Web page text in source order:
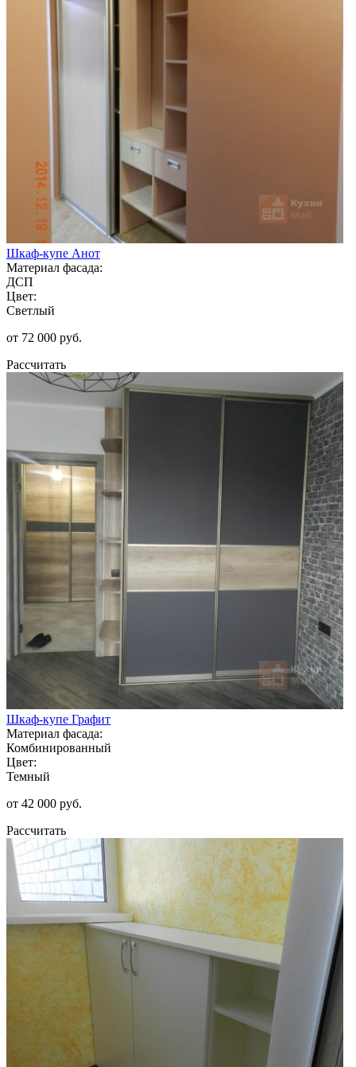
Шкаф-купе Анот
Материал фасада:
ДСП
Цвет:
Светлый
от 72 000 руб.
Рассчитать
Шкаф-купе Графит
Материал фасада:
Комбинированный
Цвет:
Темный
от 42 000 руб.
Рассчитать